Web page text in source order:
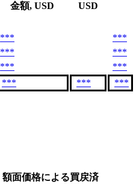
金額, USD
USD
***
***
***
***
***
***
*** ***
***
額面価格による買戻済